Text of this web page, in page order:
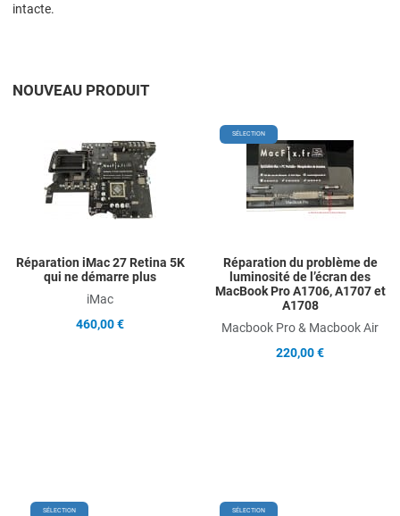
intacte.
NOUVEAU PRODUIT
Add to Wishlist
Add to Compare
Quick View
Réparation iMac 27 Retina 5K
qui ne démarre plus
iMac
460,00 €
SÉLECTION
Réparation du problème de
luminosité de l’écran des
MacBook Pro A1706, A1707 et
A1708
Macbook Pro & Macbook Air
220,00 €
SÉLECTION Add to Wishlist
SÉLECTION